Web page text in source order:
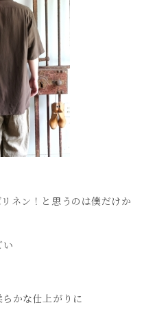
ネン！と思うのは僕だけか
い
かな仕上がりに